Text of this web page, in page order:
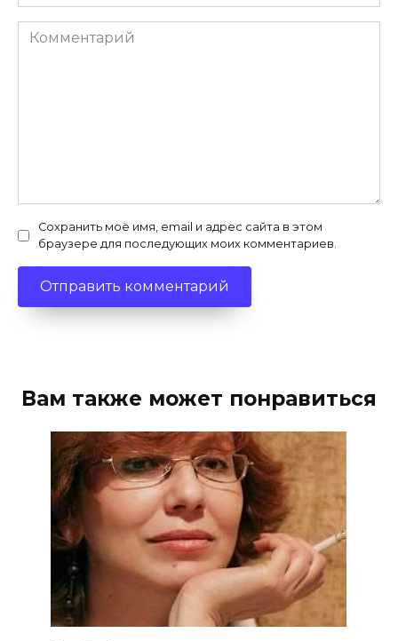
*
Комментарий
Сохранить моё имя, email и адрес сайта в этом
браузере для последующих моих комментариев.
Вам также может понравиться